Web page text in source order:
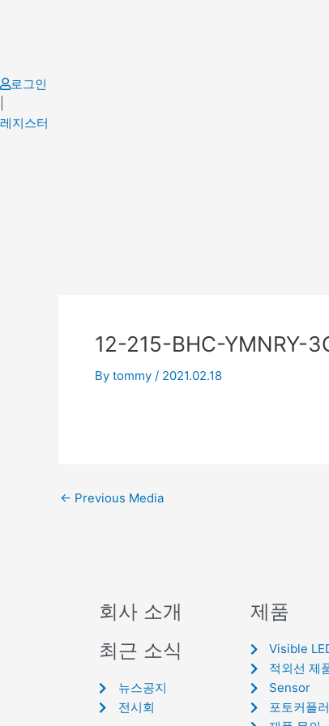
로그인
레지스터
12-215-BHC-YMNRY-
By tommy / 2021.02.18
← Previous Media
회사 소개
최근 소식
뉴스공지
전시회
제품
Visible
적외선 제
Sensor
포토커플러